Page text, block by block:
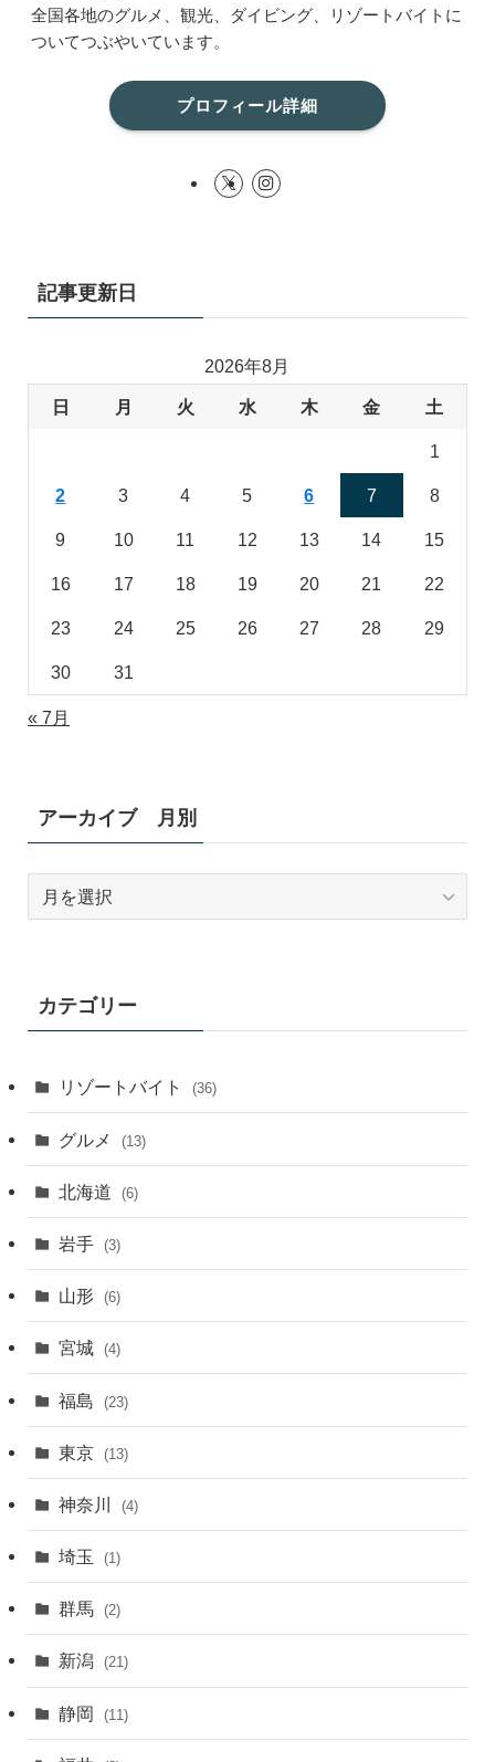
全国各地のグルメ、観光、ダイビング、リゾートバイトに
ついてつぶやいています。
プロフィール詳細
記事更新日
2026年8月
日 月 火 水 木 金 土
1
2 3 4 5 6 7 8
9 10 11 12 13 14 15
16 17 18 19 20 21 22
23 24 25 26 27 28 29
30 31
« 7月
アーカイブ 月別
ブ
カテゴリー
リゾートバイト (36)
グルメ (13)
北海道 (6)
岩手 (3)
山形 (6)
宮城 (4)
福島 (23)
東京 (13)
神奈川 (4)
埼玉 (1)
群馬 (2)
新潟 (21)
静岡 (11)